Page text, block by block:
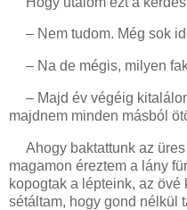
– Nem tudom. Még sok
– Na de mégis, milyen
– Majd év végéig
majdnem minden másból
Ahogy baktattunk az
magamon éreztem a lány
kopogtak a lépteink, az
sétáltam, hogy gond nélkül